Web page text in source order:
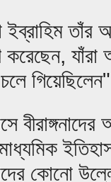
ইব্রাহিম তাঁর
যাঁরা
কোনো